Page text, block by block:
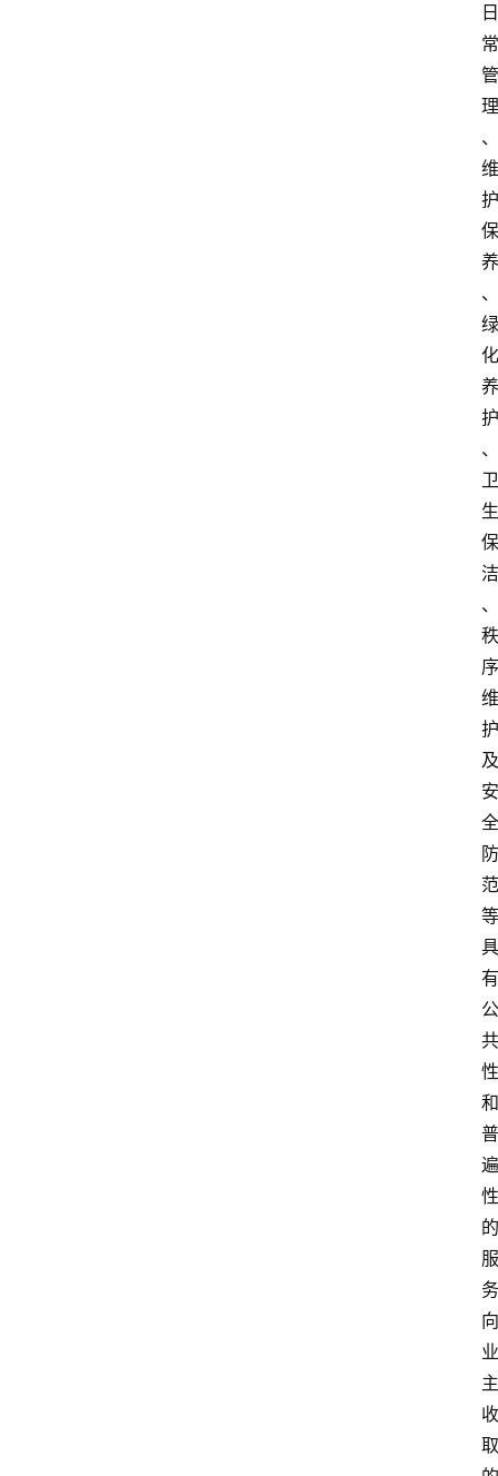
日
常
管
理
、
维
护
保
养
、
绿
化
养
护
、
卫
生
保
洁
、
秩
序
维
护
及
安
全
防
范
等
具
有
公
共
性
和
普
遍
性
的
服
务
向
业
主
收
取